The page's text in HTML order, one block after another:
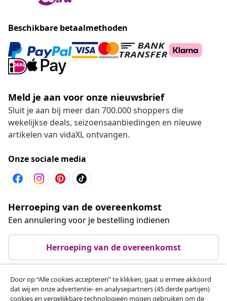
Beschikbare betaalmethoden
Meld je aan voor onze nieuwsbrief
Sluit je aan bij meer dan 700.000 shoppers die
wekelijkse deals, seizoensaanbiedingen en nieuwe
artikelen van vidaXL ontvangen.
Onze sociale media
Herroeping van de overeenkomst
Een annulering voor je bestelling indienen
Herroeping van de overeenkomst
Klantenservice
Door op “Alle cookies accepteren” te klikken, gaat u ermee akkoord
dat wij en onze advertentie- en analysepartners (45 derde partijen)
cookies en vergelijkbare technologieën mogen gebruiken om de